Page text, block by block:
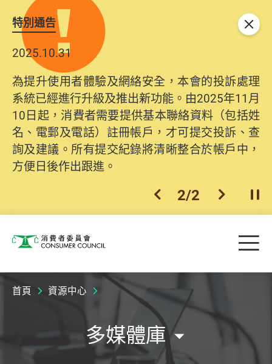
特別通告
2025.10.31
為提升使用者體驗及網絡安全，本會的投訴處理
系統已經進行升級及推出新功能。由2025年11月
10日起，消費者需要提供基本聯絡資料（包括姓
名、電郵及電話）註冊帳戶，才可提交投訴、查
詢及建議。所有提交紀錄將清晰整合於帳戶中，
方便日後作出跟進。
上一個
2/2 下一個開
關閉
消費者委員會 目
首頁 資源中心
多媒體庫